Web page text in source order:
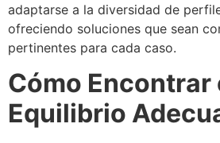
adaptarse a la diversidad de
ofreciendo soluciones que sean
pertinentes para cada caso.
Cómo Encontrar
Equilibrio